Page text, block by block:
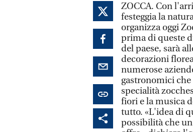
ZOCCA. Con
festeggia la
organizza oggi
prima di queste
del paese, sarà
decorazioni
numerose
gastronomici
specialità
fiori e la musica
tutto. «L'idea di
possibilità che